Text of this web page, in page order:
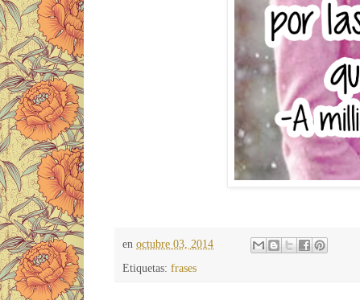
en octubre 03, 2014
Etiquetas: frases